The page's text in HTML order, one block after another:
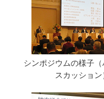
シンポジウムの様子（
スカッション